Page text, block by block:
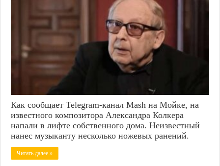
Как сообщает Telegram-канал Mash на Мойке, на
известного композитора Александра Колкера
напали в лифте собственного дома. Неизвестный
нанес музыканту несколько ножевых ранений.
Читать далее »